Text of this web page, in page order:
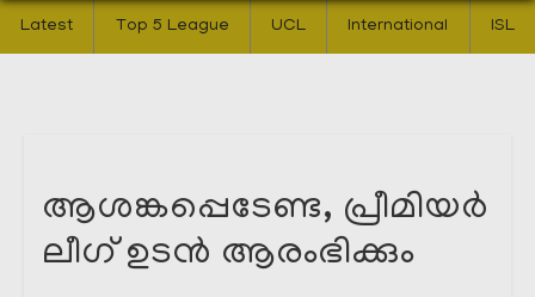
Latest Top 5 League UCL International ISL
ആശങ്കപ്പെടേണ്ട, പ്രീമിയർ
ലീഗ് ഉടൻ ആരംഭിക്കും